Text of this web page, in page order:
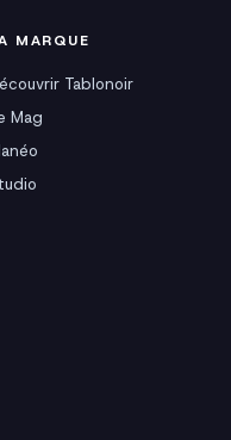
MARQUE
Tablonoir
Mag